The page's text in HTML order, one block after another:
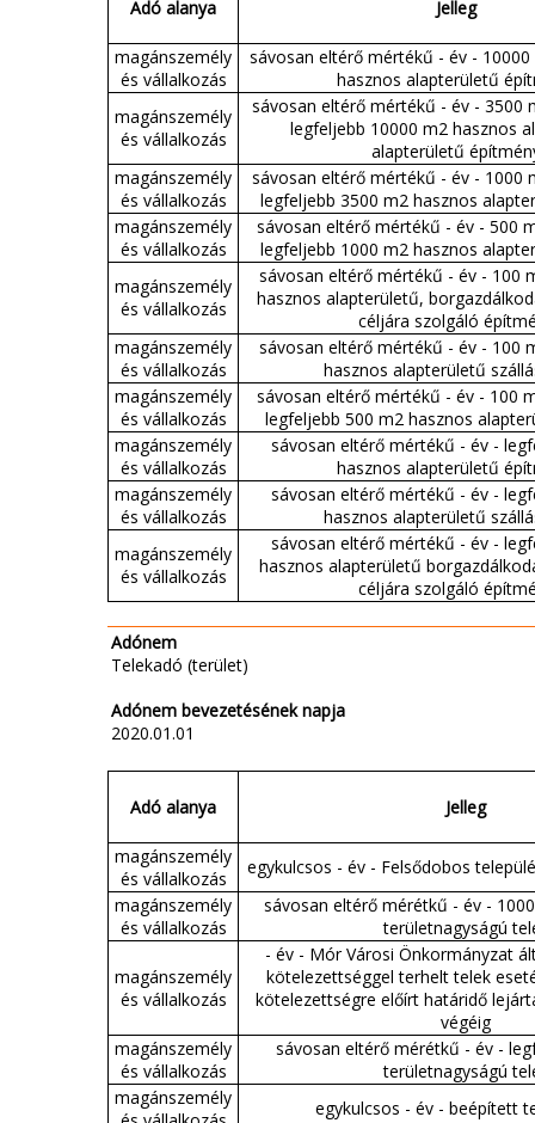
Adó alanya Jelleg
magánszemély
és vállalkozás
sávosan eltérő mértékű - év -
hasznos alapterületű
magánszemély
és vállalkozás
sávosan eltérő mértékű - év - 3500
legfeljebb 10000 m2 hasznos
alapterületű
magánszemély
és vállalkozás
sávosan eltérő mértékű - év - 1000
legfeljebb 3500 m2 hasznos
magánszemély
és vállalkozás
sávosan eltérő mértékű - év - 500
legfeljebb 1000 m2 hasznos
magánszemély
és vállalkozás
sávosan eltérő mértékű - év - 100
hasznos alapterületű,
céljára szolgáló
magánszemély
és vállalkozás
sávosan eltérő mértékű - év - 100
hasznos alapterületű
magánszemély
és vállalkozás
sávosan eltérő mértékű - év - 100
legfeljebb 500 m2 hasznos
magánszemély
és vállalkozás
sávosan eltérő mértékű - év -
hasznos alapterületű
magánszemély
és vállalkozás
sávosan eltérő mértékű - év -
hasznos alapterületű
magánszemély
és vállalkozás
sávosan eltérő mértékű - év -
hasznos alapterületű
céljára szolgáló
Adónem
Telekadó (terület)
Adónem bevezetésének napja
2020.01.01
Adó alanya Jelleg
magánszemély
és vállalkozás
egykulcsos - év - Felsődobos
magánszemély
és vállalkozás
sávosan eltérő mérétkű - év -
területnagyságú
magánszemély
és vállalkozás
- év - Mór Városi Önkormányzat
kötelezettséggel terhelt telek
kötelezettségre előírt határidő
végéig
magánszemély
és vállalkozás
sávosan eltérő mérétkű - év -
területnagyságú
magánszemély
egykulcsos - év - beépített